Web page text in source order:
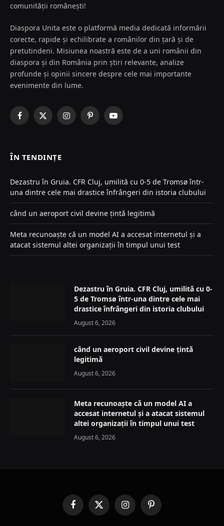
comunității românești!
Diaspora Unita este o platformă media dedicată informării
corecte, rapide și echilibrate a românilor din țară și de
pretutindeni. Misiunea noastră este de a uni românii din
diaspora și din România prin știri relevante, analize
profunde și opinii sincere despre cele mai importante
evenimente din lume.
Facebook
X
InstagramPinterestYouTube
ÎN TENDINȚE
Dezastru în Gruia. CFR Cluj, umilită cu 0-5 de Tromsø într-
una dintre cele mai drastice înfrângeri din istoria clubului
când un aeroport civil devine țintă legitimă
Meta recunoaște că un model AI a accesat internetul și a
atacat sistemul altei organizații în timpul unui test
Dezastru în Gruia. CFR Cluj, umilită cu 0-
5 de Tromsø într-una dintre cele mai
drastice înfrângeri din istoria clubului
August 6, 2026
când un aeroport civil devine țintă
legitimă
August 6, 2026
Meta recunoaște că un model AI a
accesat internetul și a atacat sistemul
altei organizații în timpul unui test
August 6, 2026
FacebookX
(Twitter)
InstagramPinterest